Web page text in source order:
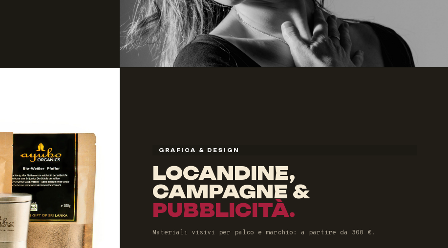
GRAFICA & DESIGN
LOCANDINE,
CAMPAGNE &
PUBBLICITÀ.
Materiali visivi per palco e marchio: a partire da 300 €.